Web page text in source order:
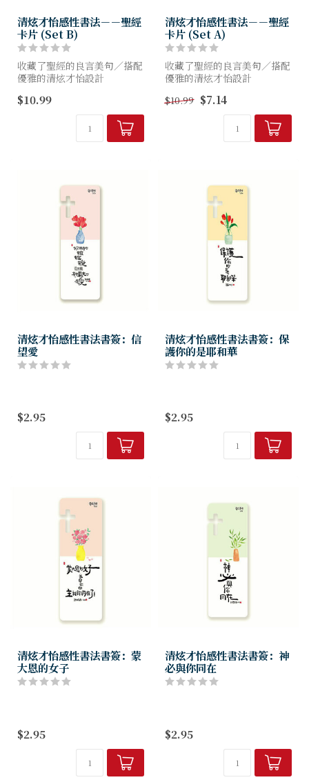
清炫才怡感性書法－－聖經
卡片 (Set B)
收藏了聖經的良言美句／搭配
優雅的清炫才怡設計
$10.99
清炫才怡感性書法－－聖經
卡片 (Set A)
收藏了聖經的良言美句／搭配
優雅的清炫才怡設計
$10.99 $7.14
清炫才怡感性書法書簽：信
望愛
$2.95
清炫才怡感性書法書簽：保
護你的是耶和華
$2.95
清炫才怡感性書法書簽：蒙
大恩的女子
$2.95
清炫才怡感性書法書簽：神
必與你同在
$2.95